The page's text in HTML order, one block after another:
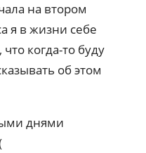
на втором
я в жизни себе
когда-то буду
об этом
днями